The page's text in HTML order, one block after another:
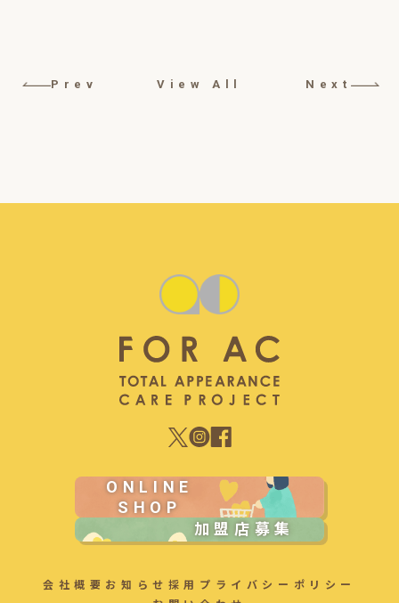
Prev View All Next
ONLINE
SHOP
加盟店募集
会社概要 お知らせ 採用 プライバシーポリシー